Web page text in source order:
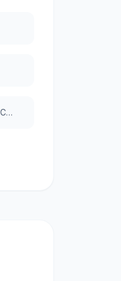
加速器大全 试了一下UNBLOCKCN，真好用。